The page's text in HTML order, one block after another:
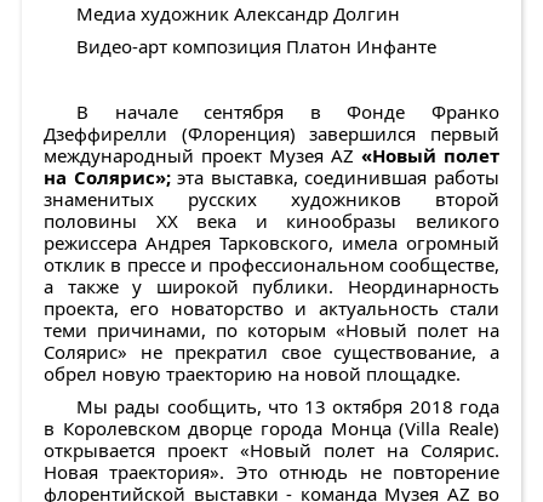
Медиа художник Александр Долгин
Видео-арт композиция Платон Инфанте
В начале сентября в Фонде Франко
Дзеффирелли (Флоренция) завершился первый
международный проект Музея AZ «Новый полет
на Солярис»;эта выставка, соединившая работы
знаменитых русских художников второй
половины XX века и кинообразы великого
режиссера Андрея Тарковского, имела огромный
отклик в прессе и профессиональном сообществе,
а также у широкой публики. Неординарность
проекта, его новаторство и актуальность стали
теми причинами, по которым «Новый полет на
Солярис» не прекратил свое существование, а
обрел новую траекторию на новой площадке.
Мы рады сообщить, что 13 октября 2018 года
в Королевском дворце города Монца (Villa Reale)
открывается проект «Новый полет на Солярис.
Новая траектория». Это отнюдь не повторение
флорентийской выставки - команда Музея AZ во